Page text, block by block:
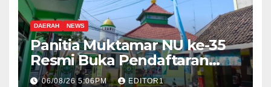
DAERAH NEWS
Panitia Muktamar NU ke-35
Resmi Buka Pendaftaran
Peserta Bazar, Expo dan
06/08/26 5:06PM EDITOR1